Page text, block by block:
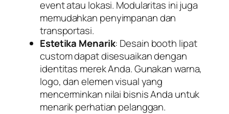
event atau lokasi. Modularitas ini juga
memudahkan penyimpanan dan
transportasi.
Estetika Menarik: Desain booth lipat
custom dapat disesuaikan dengan
identitas merek Anda. Gunakan warna,
logo, dan elemen visual yang
mencerminkan nilai bisnis Anda untuk
menarik perhatian pelanggan.